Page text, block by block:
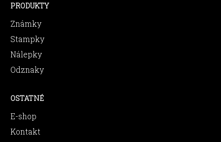
PRODUKTY
Známky
Stampky
Nálepky
Odznaky
OSTATNÉ
E-shop
Kontakt